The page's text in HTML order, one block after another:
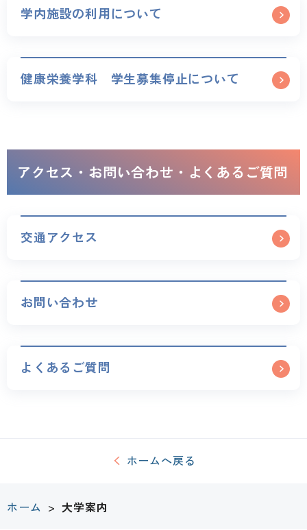
学内施設の利用について
健康栄養学科 学生募集停止について
アクセス・お問い合わせ・よくあるご質問
交通アクセス
お問い合わせ
よくあるご質問
ホームへ戻る
ホーム >大学案内